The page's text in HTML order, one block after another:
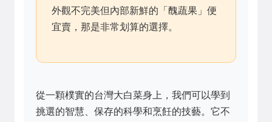
外觀不完美但內部新鮮的「醜蔬果」便
宜賣，那是非常划算的選擇。
從一顆樸實的台灣大白菜身上，我們可以學到
挑選的智慧、保存的科學和烹飪的技藝。它不